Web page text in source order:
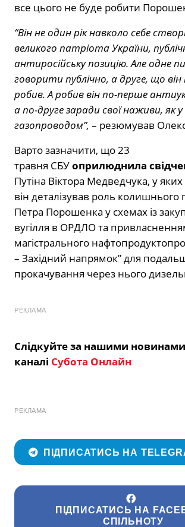
все цього не буде робити
“Він не один рік навколо себе
великого патріота України,
антиросійську позицію. Але одне
говорити публічно, а друге, що
робив. А робив він по-перше
а по-друге заради свої наживи, як у
газопроводом”, – резюмував
Варто зазначити, що 23
травня СБУоприлюднила
Путіна Віктора Медведчука, у яких
він деталізував роль колишнього
Петра Порошенка у схемах із
вугілля в ОРДЛО та
магістрального
– Західний напрямок” для
прокачування через нього
РЕКЛАМА
Слідкуйте за нашими
каналі Субота Онлайн
РЕКЛАМА
ПІДПИСАТИСЬ НА
ПІДПИСАТИСЬ НА
СПІЛЬНОТУ